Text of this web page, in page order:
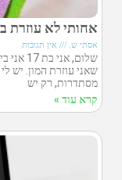
אחותי לא עוזרת
אסתי ש. אין תגובות
שלום,
מסתדרות, רק יש
קרא עוד »